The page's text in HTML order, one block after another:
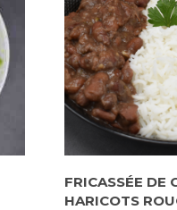
FRICASSÉE DE
HARICOTS